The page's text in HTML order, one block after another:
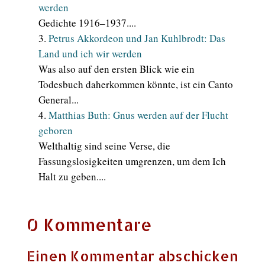
werden
Gedichte 1916–1937....
Petrus Akkordeon und Jan Kuhlbrodt: Das
Land und ich wir werden
Was also auf den ersten Blick wie ein
Todesbuch daherkommen könnte, ist ein Canto
General...
Matthias Buth: Gnus werden auf der Flucht
geboren
Welthaltig sind seine Verse, die
Fassungslosigkeiten umgrenzen, um dem Ich
Halt zu geben....
0 Kommentare
Einen Kommentar abschicken